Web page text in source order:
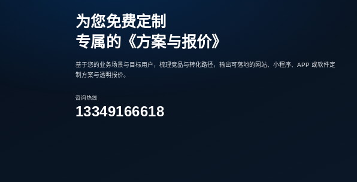
为您免费定制
专属的《方案与报价》
基于您的业务场景与目标用户，梳理竞品与转化路径，输出可落地的网站、小程序、APP 或软件定
制方案与透明报价。
咨询热线
13349166618